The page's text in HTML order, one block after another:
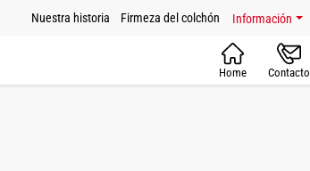
Nuestra historia Firmeza del colchón Información
Home Contacto